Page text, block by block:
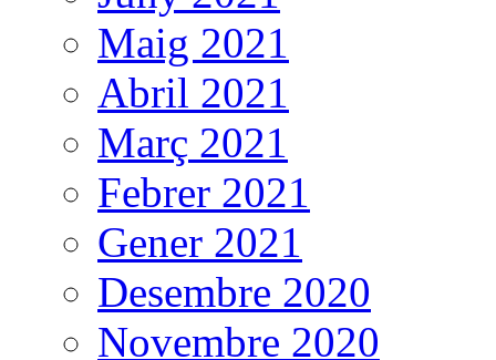
Maig 2021
Abril 2021
Març 2021
Febrer 2021
Gener 2021
Desembre 2020
Novembre 2020